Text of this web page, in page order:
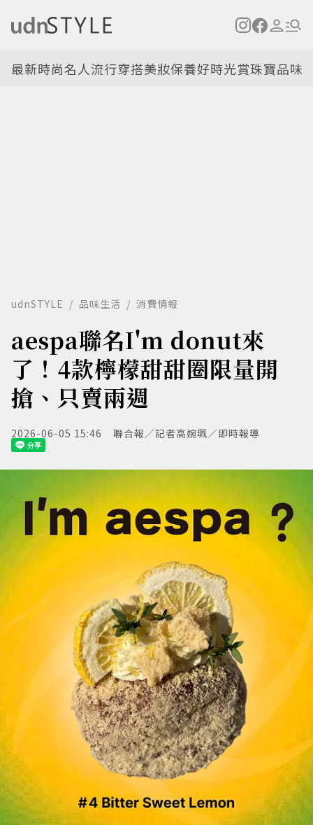
最新時尚名人流行穿搭美妝保養好時光賞珠寶品味
udnSTYLE 品味生活 消費情報
aespa聯名I'm donut來
了！4款檸檬甜甜圈限量開
搶、只賣兩週
2026-06-05 15:46 聯合報／記者高婉珮／即時報導